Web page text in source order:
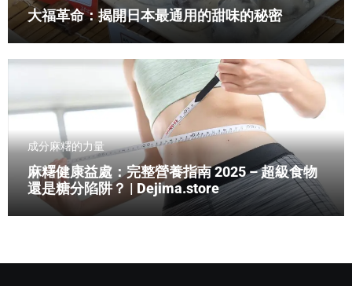
大福革命：揭開日本最通用的甜味的秘密
成分麻糬的力量
麻糬健康益處：完整營養指南 2025 – 超級食物
還是糖分陷阱？ | Dejima.store